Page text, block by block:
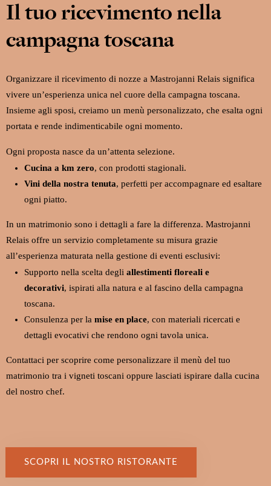
Il tuo ricevimento nella
campagna toscana
Organizzare il ricevimento di nozze a Mastrojanni Relais significa
vivere un’esperienza unica nel cuore della campagna toscana.
Insieme agli sposi, creiamo un menù personalizzato, che esalta ogni
portata e rende indimenticabile ogni momento.
Ogni proposta nasce da un’attenta selezione.
Cucina a km zero, con prodotti stagionali.
Vini della nostra tenuta, perfetti per accompagnare ed esaltare
ogni piatto.
In un matrimonio sono i dettagli a fare la differenza. Mastrojanni
Relais offre un servizio completamente su misura grazie
all’esperienza maturata nella gestione di eventi esclusivi:
Supporto nella scelta degli allestimenti floreali e
decorativi, ispirati alla natura e al fascino della campagna
toscana.
Consulenza per la mise en place, con materiali ricercati e
dettagli evocativi che rendono ogni tavola unica.
Contattaci per scoprire come personalizzare il menù del tuo
matrimonio tra i vigneti toscani oppure lasciati ispirare dalla cucina
del nostro chef.
SCOPRI IL NOSTRO RISTORANTE